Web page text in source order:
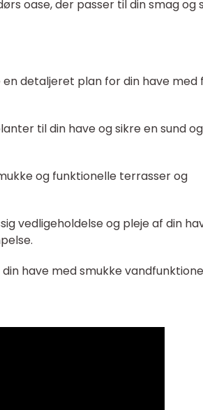
oase, der passer til din smag og
detaljeret plan for din have med
til din have og sikre en sund og
og funktionelle terrasser og
vedligeholdelse og pleje af din
have med smukke